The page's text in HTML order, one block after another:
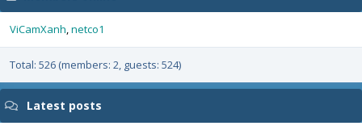
ViCamXanh netco1
Total: 526 (members: 2, guests: 524)
Latest posts